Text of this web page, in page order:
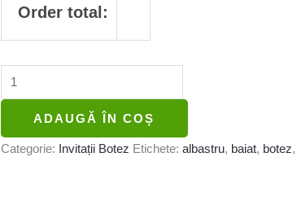
Order total:
ADAUGĂ ÎN COȘ
Categorie: Invitații Botez Etichete: albastru, baiat, botez,